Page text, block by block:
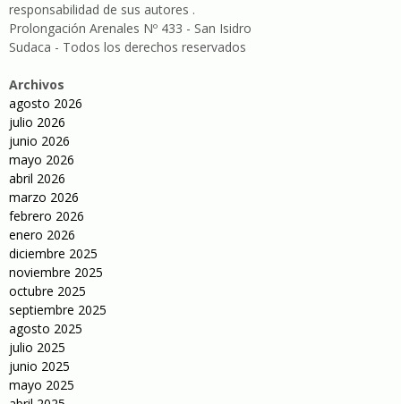
responsabilidad de sus autores .
Prolongación Arenales Nº 433 - San Isidro
Sudaca - Todos los derechos reservados
Archivos
agosto 2026
julio 2026
junio 2026
mayo 2026
abril 2026
marzo 2026
febrero 2026
enero 2026
diciembre 2025
noviembre 2025
octubre 2025
septiembre 2025
agosto 2025
julio 2025
junio 2025
mayo 2025